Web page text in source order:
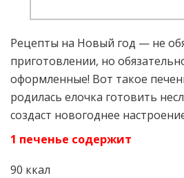
Рецепты на Новый год — не
приготовлении, но
оформленные! Вот такое
родилась елочка готовить
создаст новогоднее
1 печенье содержит
90 ккал